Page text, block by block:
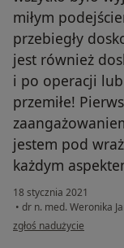
miłym
przebiegły
jest również
i po operacji
przemiłe!
jestem pod
każdym
18 stycznia 2021
• dr n. med. Weronika
w opinii użytkownika
zgłoś nadużycie